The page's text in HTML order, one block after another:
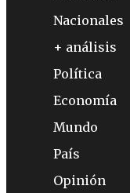
Nacionales
+ análisis
Política
Economía
Mundo
País
Opinión